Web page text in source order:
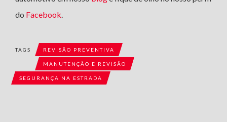
do Facebook.
TAGS REVISÃO PREVENTIVA
MANUTENÇÃO E REVISÃO
SEGURANÇA NA ESTRADA